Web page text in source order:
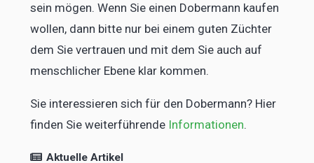
sein mögen. Wenn Sie einen Dobermann kaufen
wollen, dann bitte nur bei einem guten Züchter
dem Sie vertrauen und mit dem Sie auch auf
menschlicher Ebene klar kommen.
Sie interessieren sich für den Dobermann? Hier
finden Sie weiterführende Informationen.
Aktuelle Artikel